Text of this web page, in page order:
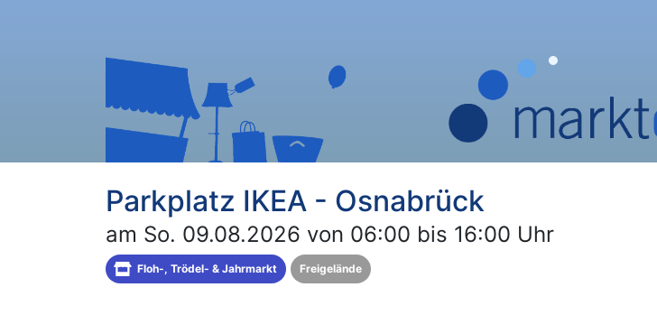
Parkplatz IKEA - Osnabrück
am So. 09.08.2026 von 06:00 bis 16:00 Uhr
Floh-, Trödel- & Jahrmarkt Freigelände